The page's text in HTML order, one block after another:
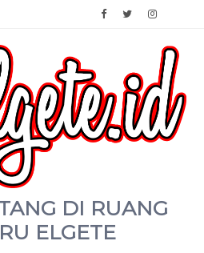
DI RUANG
ELGETE